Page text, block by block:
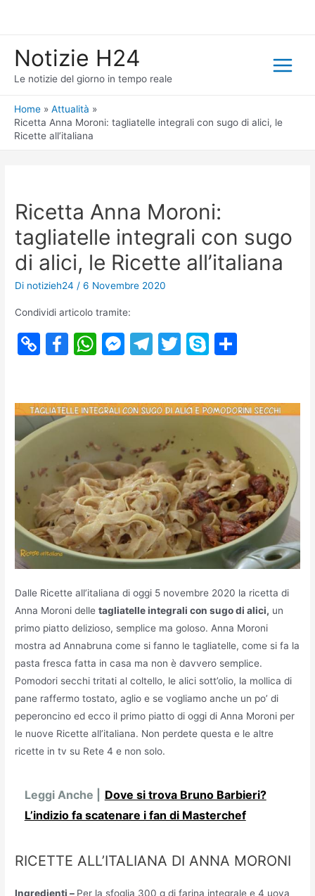
Notizie H24
Le notizie del giorno in tempo reale
Main
Home
Attualità
Ricetta Anna Moroni: tagliatelle integrali con sugo di alici, le
Ricette all’italiana
Ricetta Anna Moroni:
tagliatelle integrali con sugo
di alici, le Ricette all’italiana
Di notizieh24 /6 Novembre 2020
Condividi articolo tramite:
C
y
Li
k
F
e
o
o
k
W
s
p
p
M
s
n
g
er
T
gr
m
T
er
S
p e
Dalle Ricette all’italiana di oggi 5 novembre 2020 la ricetta di
Anna Moroni delletagliatelle integrali con sugo di alici, un
primo piatto delizioso, semplice ma goloso. Anna Moroni
mostra ad Annabruna come si fanno le tagliatelle, come si fa la
pasta fresca fatta in casa ma non è davvero semplice.
Pomodori secchi tritati al coltello, le alici sott’olio, la mollica di
pane raffermo tostato, aglio e se vogliamo anche un po’ di
peperoncino ed ecco il primo piatto di oggi di Anna Moroni per
le nuove Ricette all’italiana. Non perdete questa e le altre
ricette in tv su Rete 4 e non solo.
Leggi Anche |
Dove si trova Bruno Barbieri?
L’indizio fa scatenare i fan di Masterchef
RICETTE ALL’ITALIANA DI ANNA MORONI
Ingredienti – Per la sfoglia 300 g di farina integrale e 4 uova